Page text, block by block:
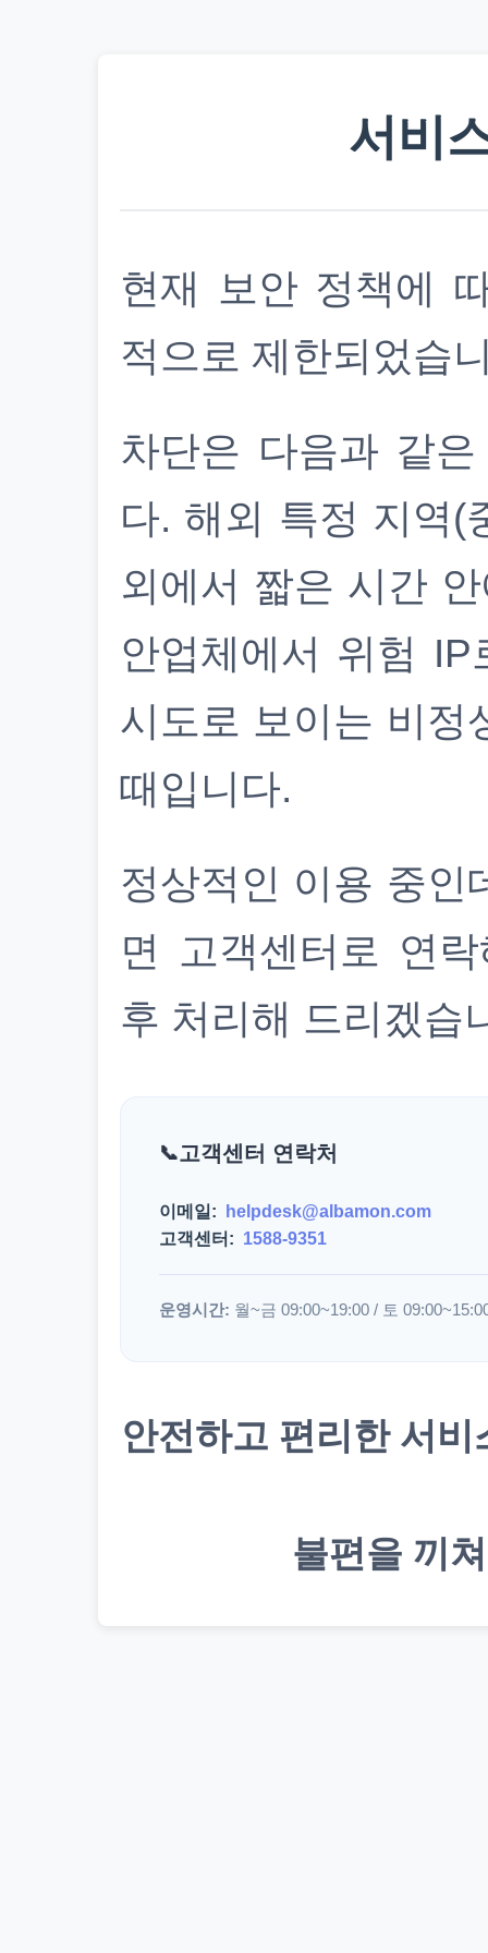
서비
현재 보안 정책에
적으로 제한되었습
차단은 다음과 같
다. 해외 특정 지역(
외에서 짧은 시간
안업체에서 위험
시도로 보이는 비정
때입니다.
정상적인 이용 중인
면 고객센터로 연
후 처리해 드리겠습
고객센터 연락처
이메일:
helpdesk@albamon.com
고객센터: 1588-9351
운영시간: 월~금 09:00~19:00 / 토
안전하고 편리한 서
불편을 끼